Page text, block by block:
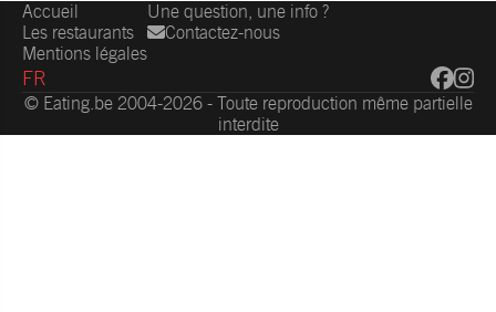
Accueil
Les restaurants
Mentions légales
Une question, une info ?
Contactez-nous
FR
© Eating.be 2004-2026 - Toute reproduction même partielle
interdite